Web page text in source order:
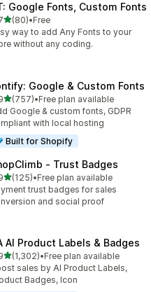
Google Fonts, Custom Fonts
เต็ม 5 ดาว
(80)
มด 80 รีวิว
•Free
way to add Any Fonts to your
without any coding.
Google & Custom Fonts
เต็ม 5 ดาว
(757)
มด 757 รีวิว
•Free plan available
Google & custom fonts, GDPR
with local hosting
Built for Shopify
‑ Trust Badges
เต็ม 5 ดาว
(125)
มด 125 รีวิว
•Free plan available
trust badges for sales
and social proof
AI Product Labels & Badges
เต็ม 5 ดาว
(1,302)
มด 1302 รีวิว
•Free plan available
sales by AI Product Labels,
Badges, Icon